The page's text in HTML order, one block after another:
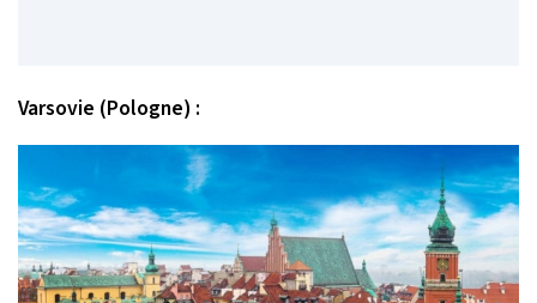
Varsovie (Pologne) :